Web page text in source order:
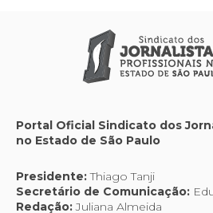
Portal Oficial Sindicato dos
no Estado de São Paulo
Presidente:Thiago Tanji
Secretário de Comunicação:
Redação:Juliana Almeida